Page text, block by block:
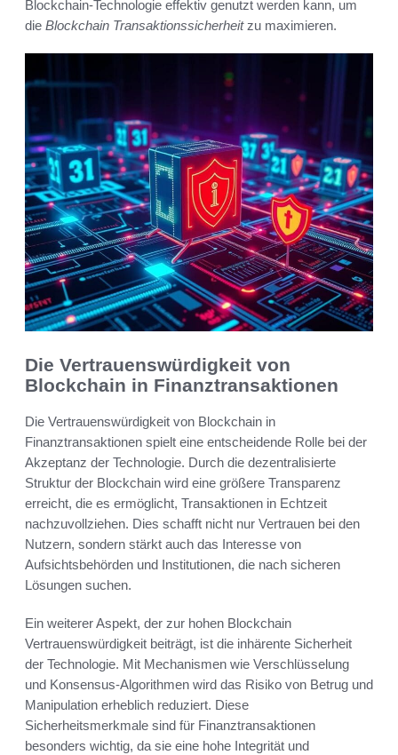
Blockchain-Technologie effektiv genutzt werden kann, um
die Blockchain Transaktionssicherheitzu maximieren.
Die Vertrauenswürdigkeit von
Blockchain in Finanztransaktionen
Die Vertrauenswürdigkeit von Blockchain in
Finanztransaktionen spielt eine entscheidende Rolle bei der
Akzeptanz der Technologie. Durch die dezentralisierte
Struktur der Blockchain wird eine größere Transparenz
erreicht, die es ermöglicht, Transaktionen in Echtzeit
nachzuvollziehen. Dies schafft nicht nur Vertrauen bei den
Nutzern, sondern stärkt auch das Interesse von
Aufsichtsbehörden und Institutionen, die nach sicheren
Lösungen suchen.
Ein weiterer Aspekt, der zur hohen Blockchain
Vertrauenswürdigkeit beiträgt, ist die inhärente Sicherheit
der Technologie. Mit Mechanismen wie Verschlüsselung
und Konsensus-Algorithmen wird das Risiko von Betrug und
Manipulation erheblich reduziert. Diese
Sicherheitsmerkmale sind für Finanztransaktionen
besonders wichtig, da sie eine hohe Integrität und